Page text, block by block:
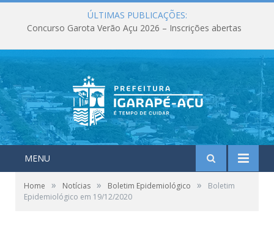
ÚLTIMAS PUBLICAÇÕES:
Concurso Garota Verão Açu 2026 – Inscrições abertas
MENU
Home » Notícias » Boletim Epidemiológico »
Boletim
Epidemiológico em 19/12/2020